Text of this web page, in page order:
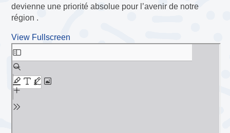
devienne une priorité absolue pour l’avenir de notre
région .
View Fullscreen
Aller
au
contenu
PDF